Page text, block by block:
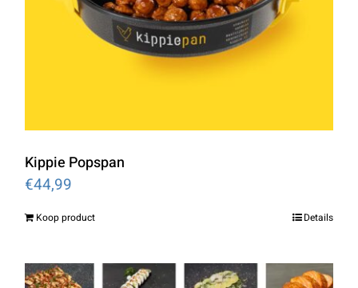
Kippie Popspan
€44,99
Koop product Details